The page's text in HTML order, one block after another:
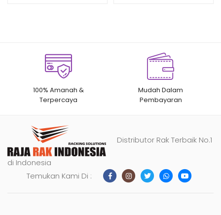
100% Amanah &
Terpercaya
Mudah Dalam
Pembayaran
Distributor Rak Terbaik No.1
di Indonesia
Temukan Kami Di :